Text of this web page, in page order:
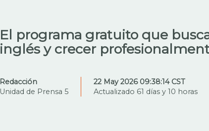
El programa gratuito que
inglés y crecer
Redacción
Unidad de Prensa 5
22 May 2026 09:38:14 CST
Actualizado 61 días y 10 horas